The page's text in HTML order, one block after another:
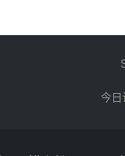
今日